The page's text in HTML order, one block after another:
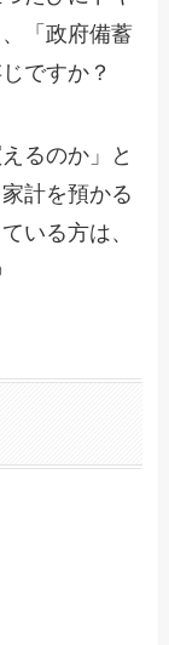
「政府備蓄
ですか？
るのか」と
計を預かる
いる方は、